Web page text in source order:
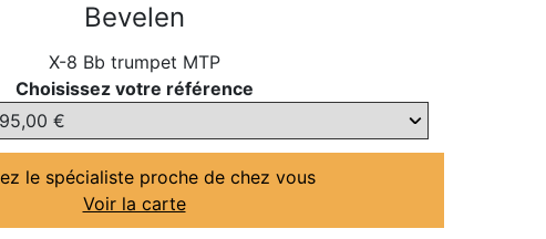
Bevelen
X-8 Bb trumpet MTP
Choisissez votre référence
le spécialiste proche de chez vous
Voir la carte